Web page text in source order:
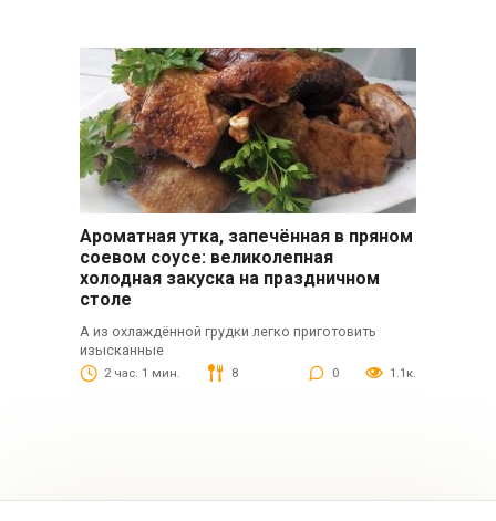
Ароматная утка, запечённая в пряном
соевом соусе: великолепная
холодная закуска на праздничном
столе
А из охлаждённой грудки легко приготовить
изысканные
2 час. 1 мин. 8 0 1.1к.